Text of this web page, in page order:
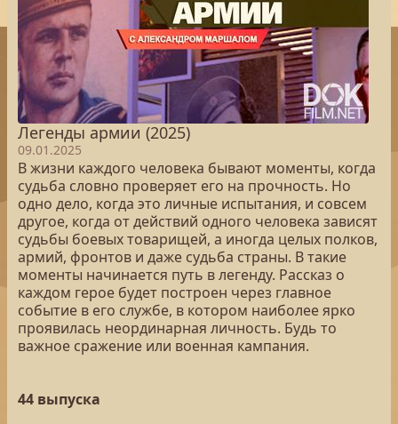
Легенды армии (2025)
09.01.2025
В жизни каждого человека бывают моменты, когда
судьба словно проверяет его на прочность. Но
одно дело, когда это личные испытания, и совсем
другое, когда от действий одного человека зависят
судьбы боевых товарищей, а иногда целых полков,
армий, фронтов и даже судьба страны. В такие
моменты начинается путь в легенду. Рассказ о
каждом герое будет построен через главное
событие в его службе, в котором наиболее ярко
проявилась неординарная личность. Будь то
важное сражение или военная кампания.
44 выпуска